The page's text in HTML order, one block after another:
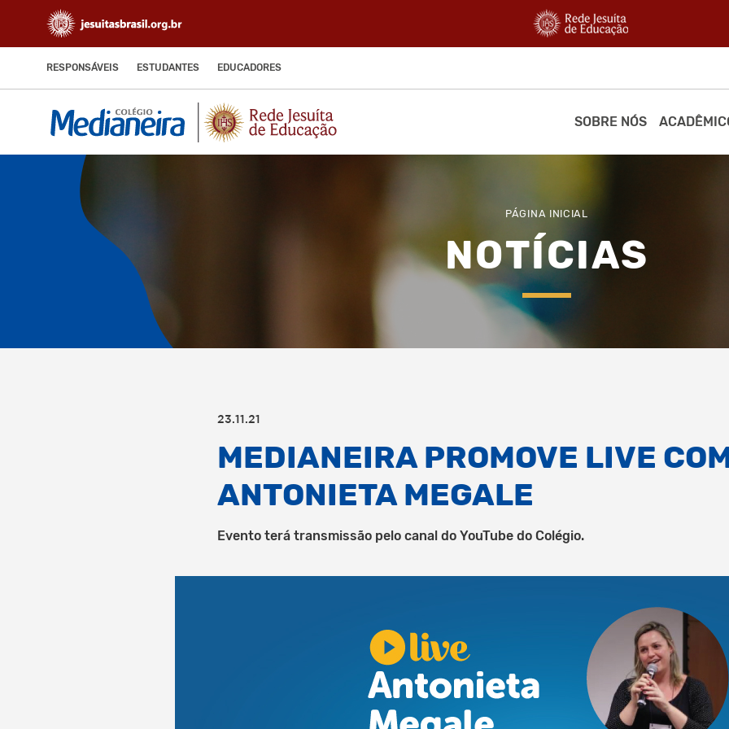
RESPONSÁVEIS ESTUDANTES EDUCADORES
SOBRE NÓS
PÁGINA INICIAL
NOTÍCIAS
23.11.21
MEDIANEIRA PROMOVE LIVE
ANTONIETA MEGALE
Evento terá transmissão pelo canal do YouTube do Colégio.